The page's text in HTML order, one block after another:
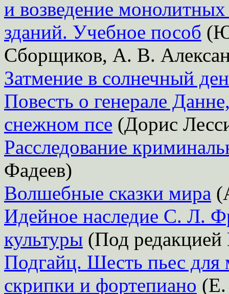
и возведение
зданий. Учебное пособ
Сборщиков, А. В.
Затмение в солнечный
Повесть о генерале
снежном псе (Дорис
Расследование
Фадеев)
Волшебные сказки мира
Идейное наследие С. Л.
культуры (Под
Подгайц. Шесть пьес для
скрипки и фортепиано